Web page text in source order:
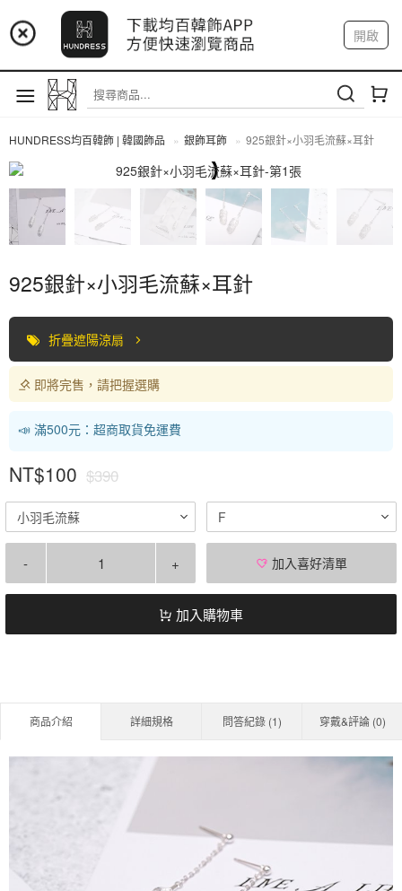
📢 市集預告：9/12-9/13 八里海巡基地
📢 市集預告：8/22-8/23 桃園青埔置地廣場
開啟
註冊 我的帳戶
HUNDRESS均百韓飾 | 韓國飾品 銀飾耳飾 925銀針×小羽毛流蘇×耳針
全部商品
925銀針×小羽毛流蘇×耳針
折疊遮陽涼扇
即將完售，請把握選購
📣 滿500元：超商取貨免運費
NT$100 $390
小羽毛流蘇 F
- + 加入喜好清單
加入購物車
商品介紹 詳細規格 問答紀錄 (1) 穿戴&評論 (0)